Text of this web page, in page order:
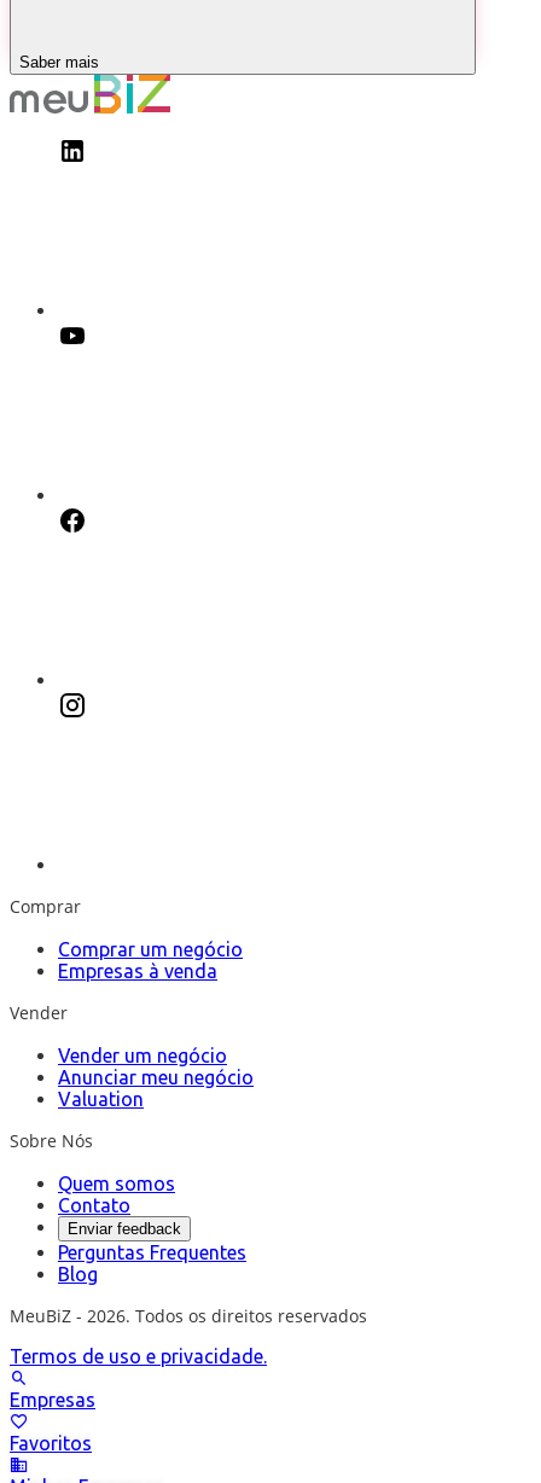
Saber mais
Comprar
Comprar um negócio
Empresas à venda
Vender
Vender um negócio
Anunciar meu negócio
Valuation
Sobre Nós
Quem somos
Contato
Enviar feedback
Perguntas Frequentes
Blog
MeuBiZ - 2026. Todos os direitos reservados
Termos de uso e privacidade.
Empresas
Favoritos